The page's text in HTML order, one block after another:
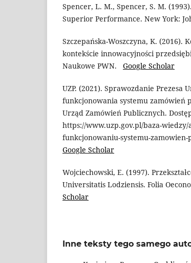
Spencer, L. M., Spencer, S. M.
Superior Performance. New York:
Szczepańska-Woszczyna, K. (2016).
kontekście innowacyjności
Naukowe PWN. Google Scholar
UZP. (2021). Sprawozdanie Prezesa
funkcjonowania systemu zamówień
Urząd Zamówień Publicznych.
https://www.uzp.gov.pl/baza-
funkcjonowaniu-systemu-
Google Scholar
Wojciechowski, E. (1997).
Universitatis Lodziensis. Folia
Scholar
Inne teksty tego samego